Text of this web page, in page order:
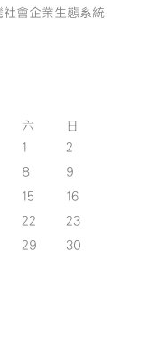
會企業生態系統
六 日
1
2
8
9
15
16
22
23
29
30